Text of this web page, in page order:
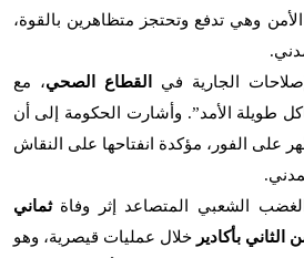
وهي تدفع وتحتجز متظاهرين بالقوة،
.
الجارية في
القطاع الصحي، مع
طويلة الأمد”. وأشارت الحكومة إلى أن
على الفور، مؤكدة انفتاحها على النقاش
.
الشعبي المتصاعد إثر وفاةثماني
بأكادير خلال عمليات قيصرية، وهو